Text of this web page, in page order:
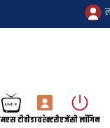
टीवीडायरेक्टरीएजेंसी लॉगिन